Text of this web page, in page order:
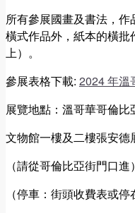
所有參展國畫及書法，
橫式作品外，紙本的橫
上）。
參展表格下載: 2024 年溫
展覽地點：溫哥華哥倫
文物館一樓及二樓張安德
（請從哥倫比亞街門口進）
（停車：街頭收費表或